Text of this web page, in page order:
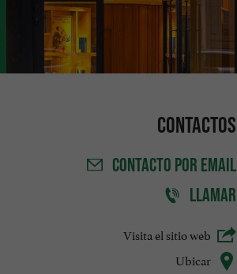
Contactos
CONTACTO POR EMAIL
LLAMAR
Visita el sitio web
Ubicar